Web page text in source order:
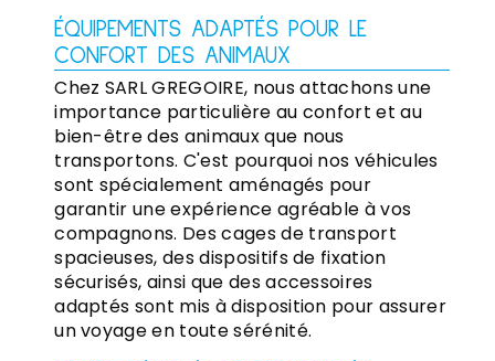
ÉQUIPEMENTS ADAPTÉS POUR LE
CONFORT DES ANIMAUX
Chez SARL GREGOIRE, nous attachons une
importance particulière au confort et au
bien-être des animaux que nous
transportons. C'est pourquoi nos véhicules
sont spécialement aménagés pour
garantir une expérience agréable à vos
compagnons. Des cages de transport
spacieuses, des dispositifs de fixation
sécurisés, ainsi que des accessoires
adaptés sont mis à disposition pour assurer
un voyage en toute sérénité.